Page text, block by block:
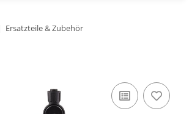
Ersatzteile & Zubehör